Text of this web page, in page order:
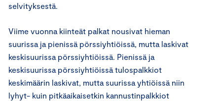
selvityksestä.
Viime vuonna kiinteät palkat nousivat hieman
suurissa ja pienissä pörssiyhtiöissä, mutta laskivat
keskisuurissa pörssiyhtiöissä. Pienissä ja
keskisuurissa pörssiyhtiöissä tulospalkkiot
keskimäärin laskivat, mutta suurissa yhtiöissä niin
lyhyt- kuin pitkäaikaisetkin kannustinpalkkiot